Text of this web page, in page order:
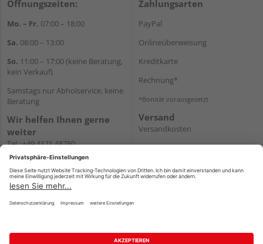
Öffnungszeiten:
Mo. – Fr. 07:00 – 18:00
Sa. 08:00 – 13:00
So. 11:00 – 17:00 (keine Beratung,
kein Verkauf)
Samstags nur Abholservice, keine
Beratung
Wir helfen Ihnen gerne
weiter
Tel.:+49 4121 48780
E-Mail:onlineshop@holz-
WhatsApp
Zahlungsarten
PayPal
Onlineüberweisung
Kreditkarte
Rechnung*
*Bonität vorausgesetzt
Versand
Versandkosten
Impressum AGB Widerruf Datenschutz